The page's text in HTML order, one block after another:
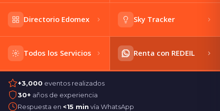
Directorio Edomex Sky Tracker
Todos los Servicios Renta con REDEIL
+3,000 eventos realizados
30+ años de experiencia
Respuesta en <15 min vía WhatsApp